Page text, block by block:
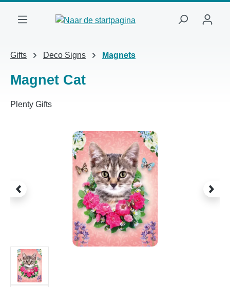
Gifts Deco Signs Magnets
Magnet Cat
Plenty Gifts